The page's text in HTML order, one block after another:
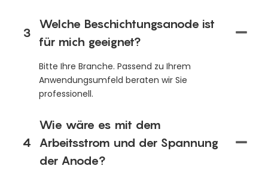
3
Welche Beschichtungsanode ist
für mich geeignet?
Bitte Ihre Branche. Passend zu Ihrem
Anwendungsumfeld beraten wir Sie
professionell.
4
Wie wäre es mit dem
Arbeitsstrom und der Spannung
der Anode?